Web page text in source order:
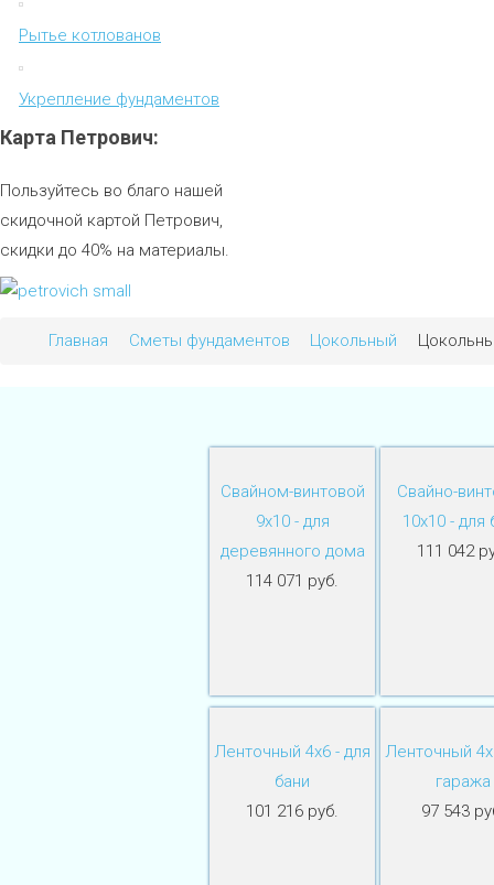
Рытье котлованов
Укрепление фундаментов
Карта Петрович:
Пользуйтесь во благо нашей
скидочной картой Петрович,
скидки до 40% на материалы.
Главная Сметы фундаментов Цокольный
Свайном-винтовой
9х10 - для
деревянного дома
114 071 руб.
Свайно-
10х10 - для
111 042
Ленточный 4х6 - для
бани
101 216 руб.
Ленточный
гаража
97 543